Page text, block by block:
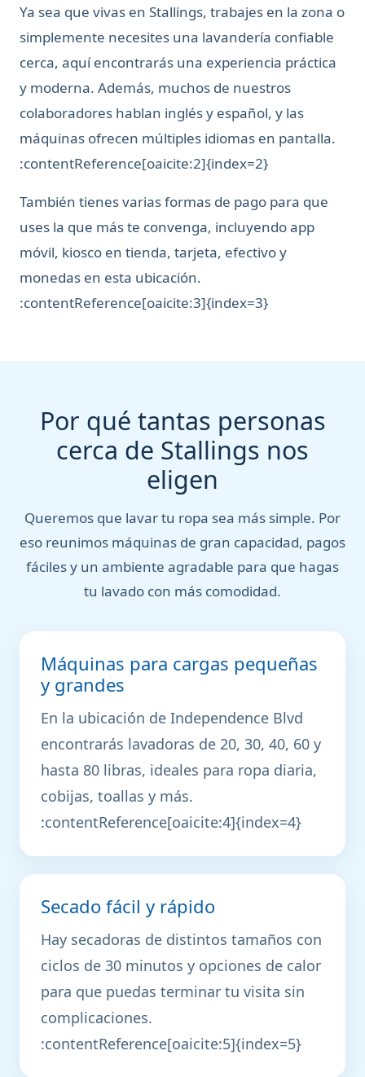
Ya sea que vivas en Stallings, trabajes en la zona o
simplemente necesites una lavandería confiable
cerca, aquí encontrarás una experiencia práctica
y moderna. Además, muchos de nuestros
colaboradores hablan inglés y español, y las
máquinas ofrecen múltiples idiomas en pantalla.
:contentReference[oaicite:2]{index=2}
También tienes varias formas de pago para que
uses la que más te convenga, incluyendo app
móvil, kiosco en tienda, tarjeta, efectivo y
monedas en esta ubicación.
:contentReference[oaicite:3]{index=3}
Por qué tantas personas
cerca de Stallings nos
eligen
Queremos que lavar tu ropa sea más simple. Por
eso reunimos máquinas de gran capacidad, pagos
fáciles y un ambiente agradable para que hagas
tu lavado con más comodidad.
Máquinas para cargas pequeñas
y grandes
En la ubicación de Independence Blvd
encontrarás lavadoras de 20, 30, 40, 60 y
hasta 80 libras, ideales para ropa diaria,
cobijas, toallas y más.
:contentReference[oaicite:4]{index=4}
Secado fácil y rápido
Hay secadoras de distintos tamaños con
ciclos de 30 minutos y opciones de calor
para que puedas terminar tu visita sin
complicaciones.
:contentReference[oaicite:5]{index=5}